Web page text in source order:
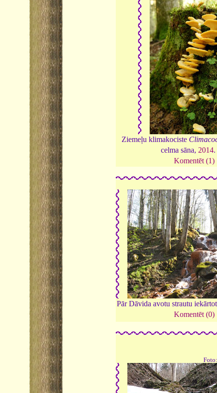
Ziemeļu klimakociste
celma sāna, 2014
Komentēt (1)
Pār Dāvida avotu strautu
Komentēt (0)